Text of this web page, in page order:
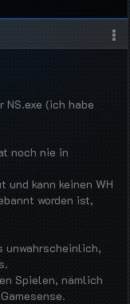
(ich habe
noch nie in
und kann keinen WH
worden ist,
unwahrscheinlich,
Spielen, nämlich